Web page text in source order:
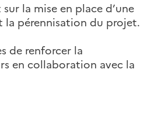
la mise en place d’une
pérennisation du projet.
de renforcer la
en collaboration avec la